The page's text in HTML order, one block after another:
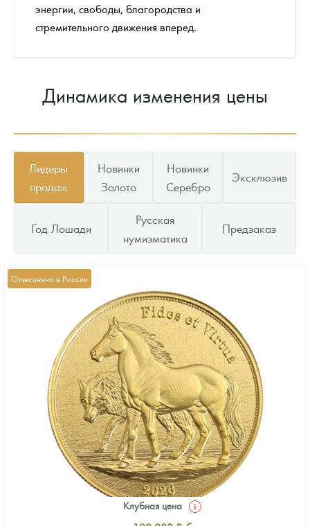
энергии, свободы, благородства и
стремительного движения вперед.
Динамика изменения цены
Лидеры
продаж
Новинки
Золото
Новинки
Серебро
Эксклюзив
Год Лошади
Русская
нумизматика
Предзаказ
Отчеканено в России
Клубная цена